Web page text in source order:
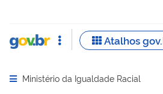
Abrir menu principal de
Ministério da Igualdade Racial